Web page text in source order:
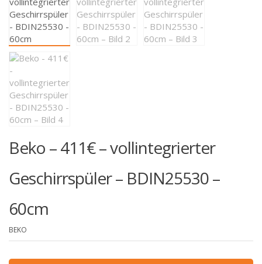
Beko – 411€ – vollintegrierter
Geschirrspüler – BDIN25530 –
60cm
BEKO